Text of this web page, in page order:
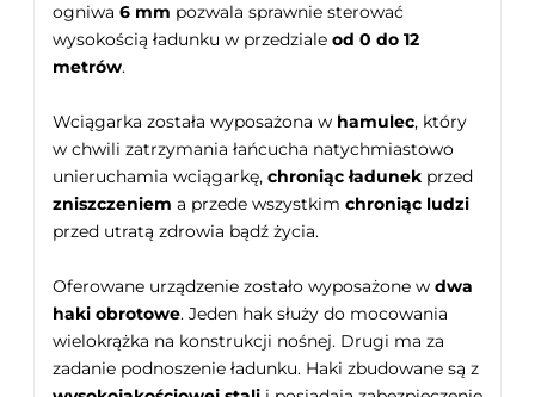
ogniwa 6 mm pozwala sprawnie sterować
wysokością ładunku w przedziale od 0 do 12
metrów.
Wciągarka została wyposażona w hamulec, który
w chwili zatrzymania łańcucha natychmiastowo
unieruchamia wciągarkę, chroniąc ładunek przed
zniszczeniem a przede wszystkim chroniąc ludzi
przed utratą zdrowia bądź życia.
Oferowane urządzenie zostało wyposażone w dwa
haki obrotowe. Jeden hak służy do mocowania
wielokrążka na konstrukcji nośnej. Drugi ma za
zadanie podnoszenie ładunku. Haki zbudowane są z